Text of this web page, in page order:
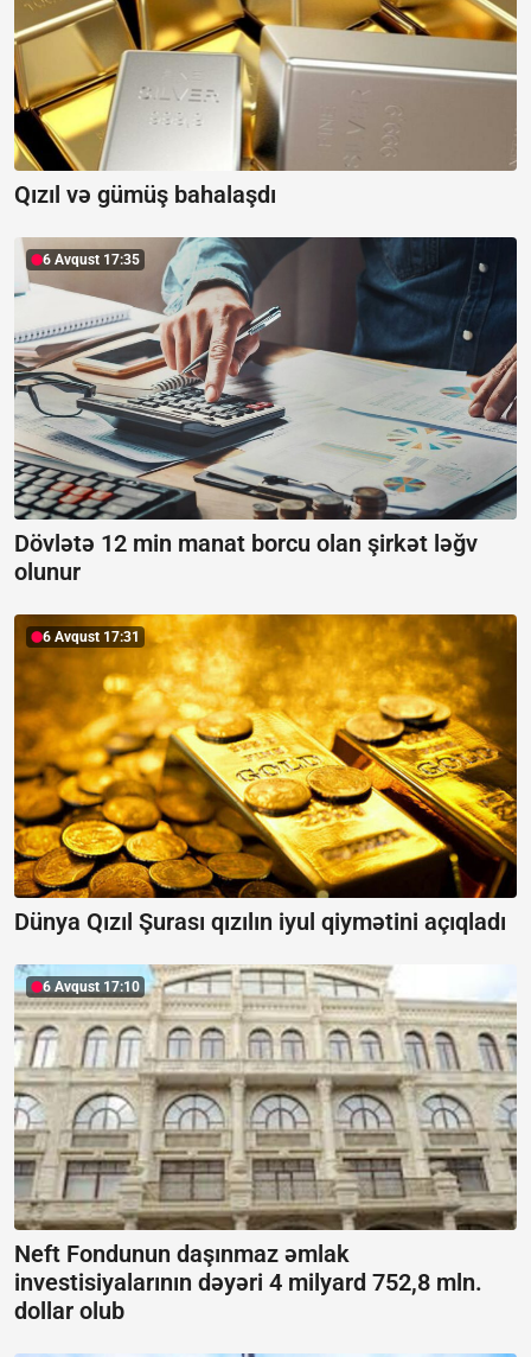
Qızıl və gümüş bahalaşdı
6 Avqust 17:35
Dövlətə 12 min manat borcu olan şirkət ləğv
olunur
6 Avqust 17:31
Dünya Qızıl Şurası qızılın iyul qiymətini açıqladı
6 Avqust 17:10
Neft Fondunun daşınmaz əmlak
investisiyalarının dəyəri 4 milyard 752,8 mln.
dollar olub